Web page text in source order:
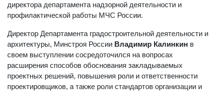
директора департамента надзорной деятельности и
профилактической работы МЧС России.
Директор Департамента градостроительной деятельности и
архитектуры, Минстроя России Владимир Калинкин в
своем выступлении сосредоточился на вопросах
расширения способов обоснования закладываемых
проектных решений, повышения роли и ответственности
проектировщиков, а также роли стандартов организации и